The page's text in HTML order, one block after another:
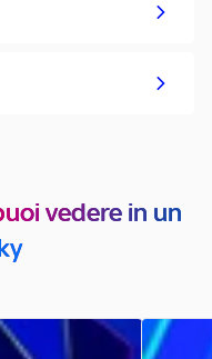
vedere in un